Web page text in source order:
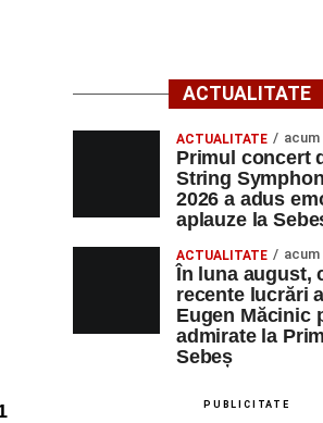
ACTUALITATE
ACTUALITATE acum
Primul concert
String
2026 a adus
aplauze la
ACTUALITATE acum
În luna august,
recente lucrări
Eugen Măcinic
admirate la
Sebeș
PUBLICITATE